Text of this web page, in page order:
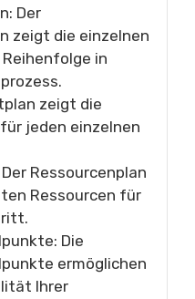
Der
zeigt die einzelnen
in
zeigt die
jeden einzelnen
Ressourcenplan
Ressourcen für
Die
ermöglichen
Ihrer